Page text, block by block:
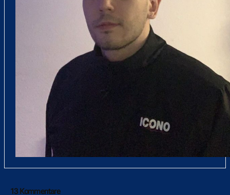
13 Kommentare